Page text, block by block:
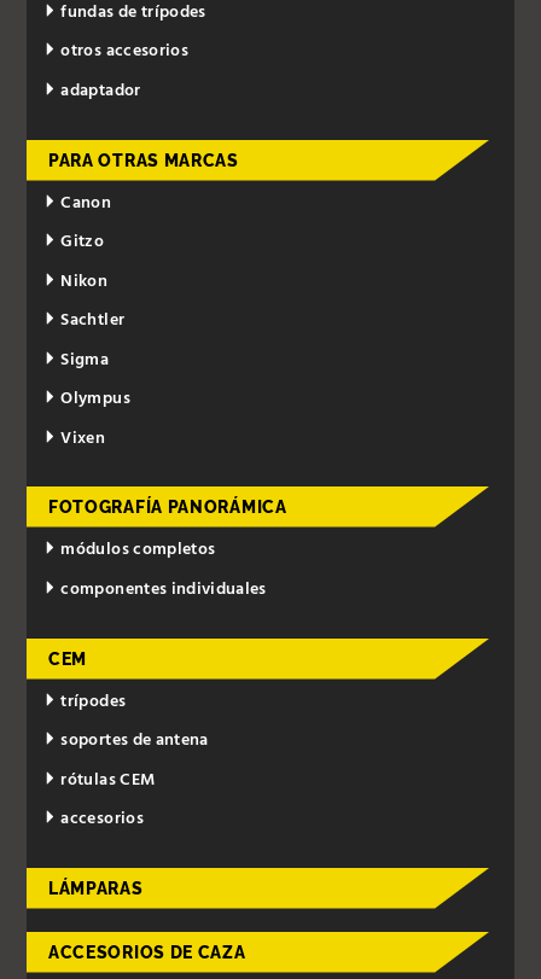
fundas de trípodes
otros accesorios
adaptador
PARA OTRAS MARCAS
Canon
Gitzo
Nikon
Sachtler
Sigma
Olympus
Vixen
FOTOGRAFÍA PANORÁMICA
módulos completos
componentes individuales
CEM
trípodes
soportes de antena
rótulas CEM
accesorios
LÁMPARAS
ACCESORIOS DE CAZA